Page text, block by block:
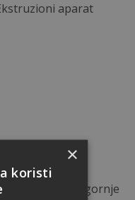
aparat
koji je oblika gornje
×
koristi